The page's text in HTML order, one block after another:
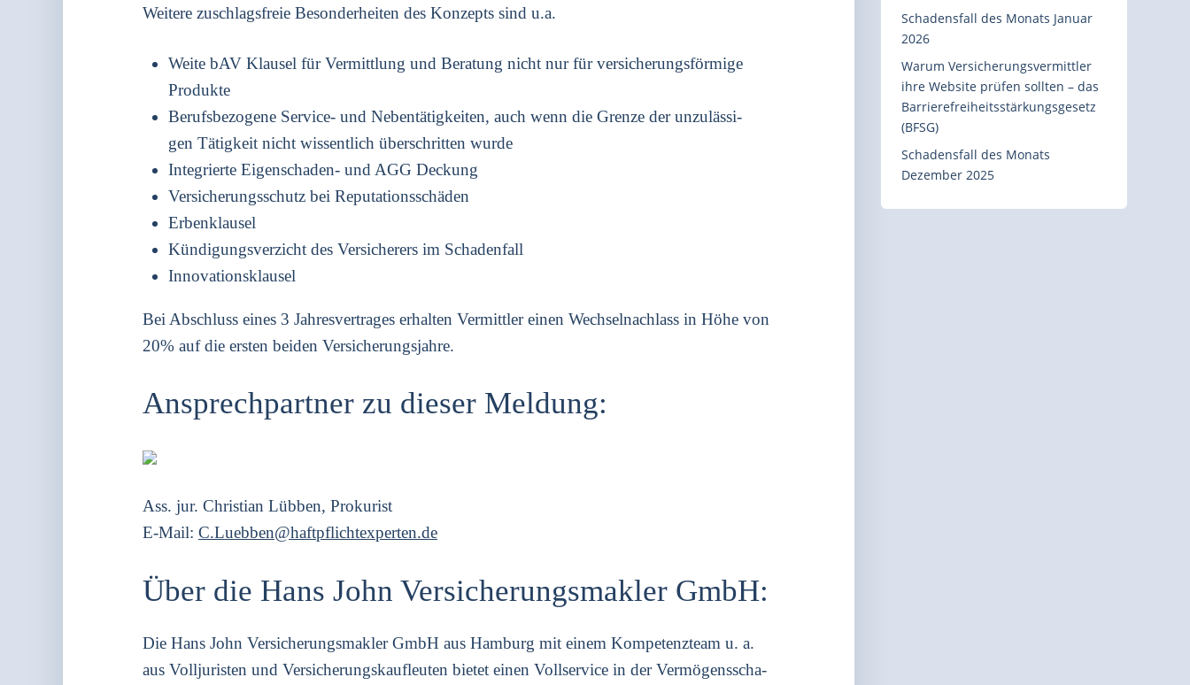
Wei­te­re zuschlags­freie Beson­der­hei­ten des Kon­zepts sind u.a.
Wei­te bAV Klau­sel für Ver­mitt­lung und Bera­tung nicht nur für ver­si­che­rungs­för­mi­ge
Pro­duk­te
Berufs­be­zo­ge­ne Ser­vice- und Neben­tä­tig­kei­ten, auch wenn die Gren­ze der unzu­läs­si­
gen Tätig­keit nicht wis­sent­lich über­schrit­ten wur­de
Inte­grier­te Eigen­scha­den- und AGG Deckung
Ver­si­che­rungs­schutz bei Repu­ta­ti­ons­schä­den
Erben­klau­sel
Kün­di­gungs­ver­zicht des Ver­si­che­rers im Scha­den­fall
Inno­va­ti­ons­klau­sel
Bei Abschluss eines 3 Jah­res­ver­tra­ges erhal­ten Ver­mitt­ler einen Wech­sel­nach­lass in Höhe von
20% auf die ers­ten bei­den Ver­si­che­rungs­jah­re.
Ansprechpartner zu dieser Meldung:
Ass. jur. Chris­ti­an Lüb­ben, Pro­ku­rist
E‑Mail: C.Luebben@haftpflichtexperten.de
Über die Hans John Versicherungsmakler GmbH:
Die Hans John Ver­si­che­rungs­mak­ler GmbH aus Ham­burg mit einem Kom­pe­tenz­team u. a.
aus Voll­ju­ris­ten und Ver­si­che­rungs­kauf­leu­ten bie­tet einen Voll­ser­vice in der Ver­mö­gens­scha­
Schadensfall des Monats Januar
2026
Warum Versicherungsvermittler
ihre Website prüfen sollten – das
Barrierefreiheitsstärkungsgesetz
(BFSG)
Schadensfall des Monats
Dezember 2025